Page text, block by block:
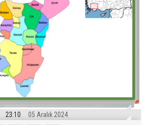
23:10 05 Aralık 2024